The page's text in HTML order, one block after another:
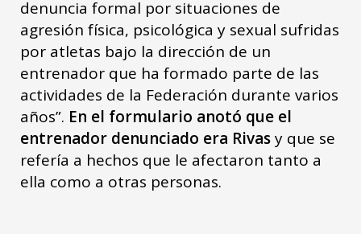
denuncia formal por situaciones de
agresión física, psicológica y sexual sufridas
por atletas bajo la dirección de un
entrenador que ha formado parte de las
actividades de la Federación durante varios
años”. En el formulario anotó que el
entrenador denunciado era Rivasy que se
refería a hechos que le afectaron tanto a
ella como a otras personas.